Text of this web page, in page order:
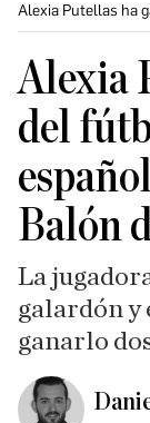
Alexia Putellas ha
Alexia
del
Balón
La
galardón y
ganarlo